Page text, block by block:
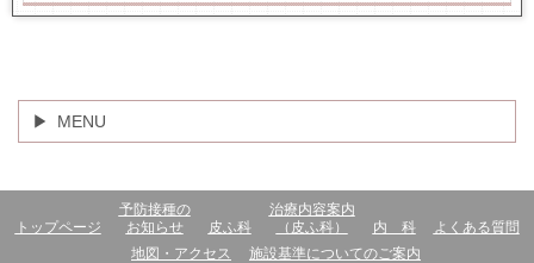
MENU
トップページ
予防接種の
お知らせ
皮ふ科
治療内容案内
（皮ふ科）
内 科
よくある質問
地図・アクセス
施設基準についてのご案内